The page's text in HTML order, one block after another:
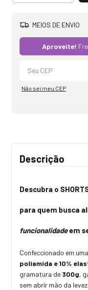
MEIOS DE ENVIO
Aproveite!
Não sei meu CEP
Descrição
Descubra o
para quem busca
funcionalidadeem
Confeccionado em
poliamida e 10%
gramatura de 300g,
sem abrir mão da